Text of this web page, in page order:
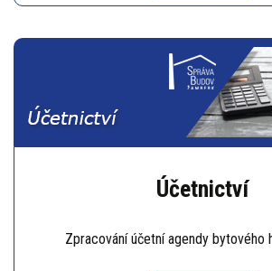
Účetnictví
Zpracování účetní agendy bytového